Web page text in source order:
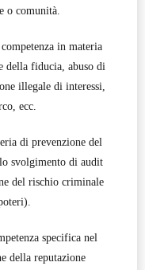
o comunità.
in materia
della fiducia, abuso di
illegale di interessi,
ecc.
di prevenzione del
svolgimento di audit
del rischio criminale
specifica nel
della reputazione